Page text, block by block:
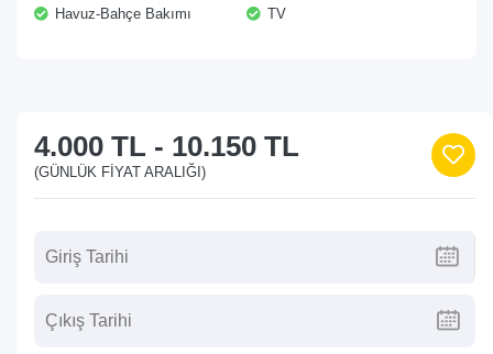
Havuz-Bahçe Bakımı
TV
4.000 TL - 10.150 TL
(GÜNLÜK FIYAT ARALIĞI)